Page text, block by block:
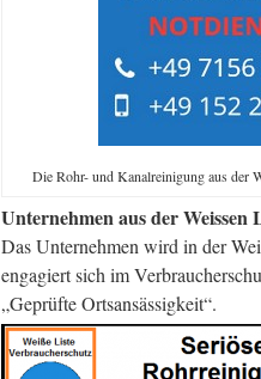
Die Rohr- und Kanalreinigung aus der
Unternehmen aus der
Das Unternehmen wird in der
engagiert sich im
„Geprüfte Ortsansässigkeit“.